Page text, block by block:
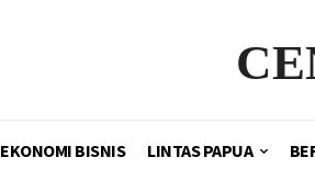
EKONOMI BISNIS LINTAS PAPUA